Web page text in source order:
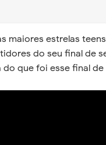
maiores estrelas
do seu final de
que foi esse final